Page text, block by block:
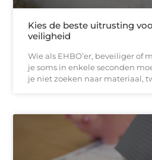
Kies de beste uitrusting
veiligheid
Wie als EHBO’er, beveiliger of
je soms in enkele seconden
je niet zoeken naar materiaal,